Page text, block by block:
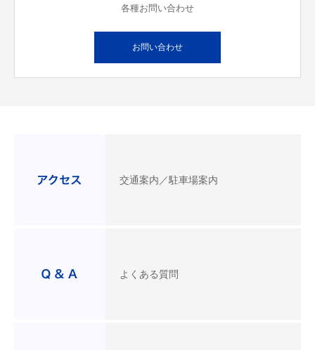
各種お問い合わせ
お問い合わせ
交通案内／駐車場案内
よくある質問